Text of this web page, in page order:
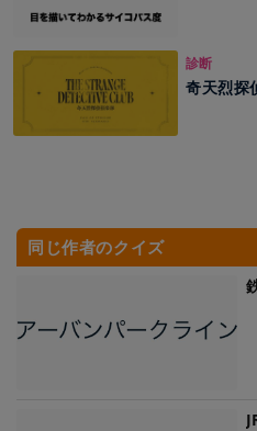
診断
奇天烈探
同じ作者のクイズ